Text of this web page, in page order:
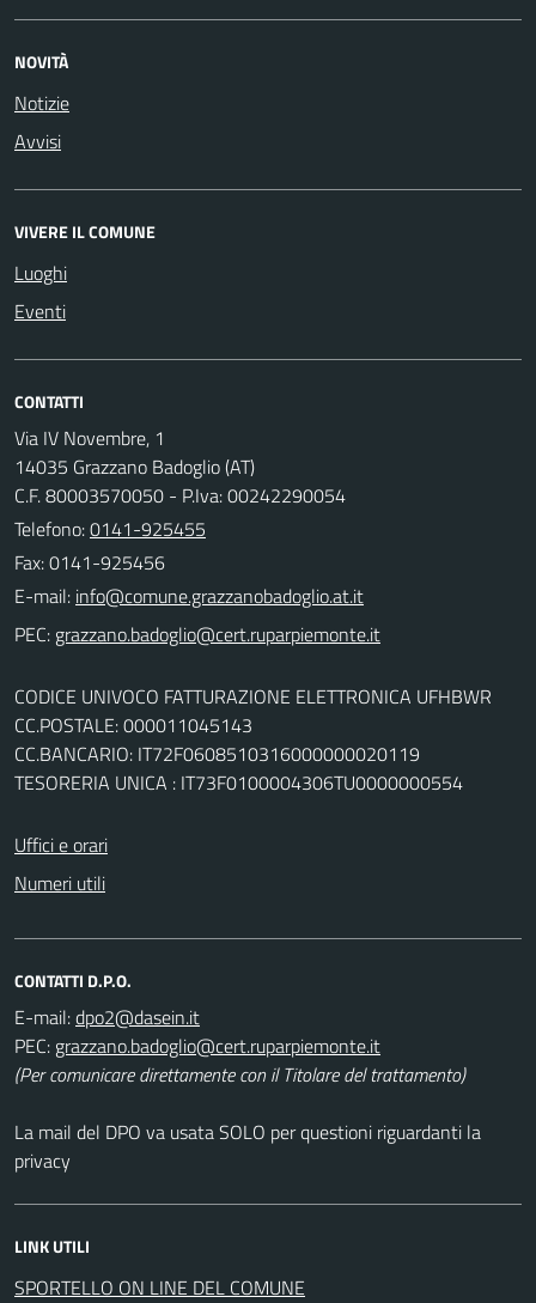
NOVITÀ
Notizie
Avvisi
VIVERE IL COMUNE
Luoghi
Eventi
CONTATTI
Via IV Novembre, 1
14035 Grazzano Badoglio (AT)
C.F. 80003570050 - P.Iva: 00242290054
Telefono:0141-925455
Fax: 0141-925456
E-mail:
PEC:
CODICE UNIVOCO FATTURAZIONE ELETTRONICA UFHBWR
CC.POSTALE: 000011045143
CC.BANCARIO: IT72F0608510316000000020119
TESORERIA UNICA : IT73F0100004306TU0000000554
Uffici e orari
Numeri utili
CONTATTI D.P.O.
E-mail:
PEC:
(Per comunicare direttamente con il Titolare del trattamento)
La mail del DPO va usata SOLO per questioni riguardanti la
privacy
LINK UTILI
SPORTELLO ON LINE DEL COMUNE